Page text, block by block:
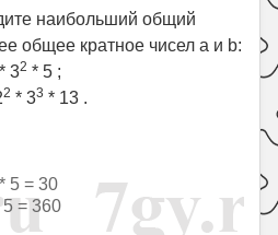
наибольший общий
общее кратное чисел a и b:
32 * 5 ;
2 * 33 * 13 .
5 = 30
= 360